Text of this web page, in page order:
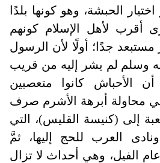
الحبشة، وهو كونها بلدًا
أقرب لأهل الإسلام كونهم
مستبعد جدًا؛ أولًا لأن الرسول
وسلم لم يشر إليه من قريب
الأحباش كانوا متعصبين
في محاولة أبرهة الأشرم صرف
إلى (كنيسة القليس)، التي
العرب للحج إليها، ثمَّ
الفيل، وهي أحداث لا تزال